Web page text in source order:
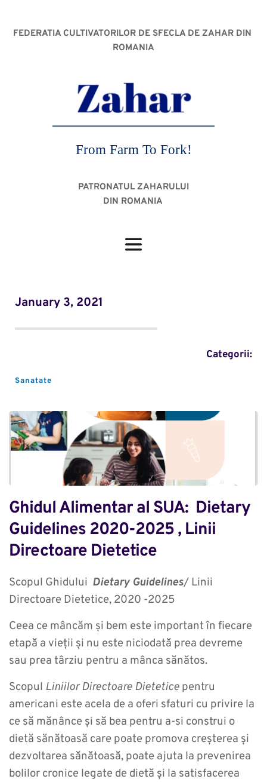
FEDERATIA CULTIVATORILOR DE SFECLA DE ZAHAR DIN
ROMANIA
From Farm To Fork!
PATRONATUL ZAHARULUI
DIN ROMANIA
January 3, 2021
Categorii:
Sanatate
Ghidul Alimentar al SUA:  Dietary
Guidelines 2020-2025 , Linii
Directoare Dietetice
Scopul Ghidului Dietary Guidelines/ Linii
Directoare Dietetice, 2020 -2025
Ceea ce mâncăm și bem este important în fiecare
etapă a vieții și nu este niciodată prea devreme
sau prea târziu pentru a mânca sănătos.
Scopul Liniilor Directoare Dietetice pentru
americani este acela de a oferi sfaturi cu privire la
ce să mănânce și să bea pentru a-si construi o
dietă sănătoasă care poate promova creșterea și
dezvoltarea sănătoasă, poate ajuta la prevenirea
bolilor cronice legate de dietă și la satisfacerea